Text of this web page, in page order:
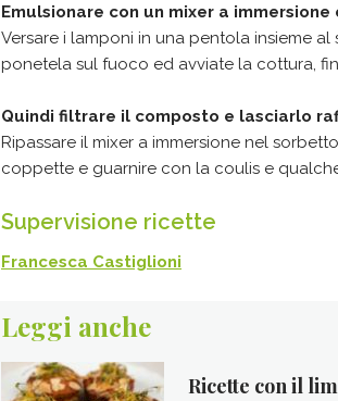
Emulsionare con un mixer a
Versare i lamponi in una pentola insieme
ponetela sul fuoco ed avviate la cottura,
Quindi filtrare il composto e lasciarlo
Ripassare il mixer a immersione nel
coppette e guarnire con la coulis e
Supervisione ricette
Francesca Castiglioni
Leggi anche
Ricette con il